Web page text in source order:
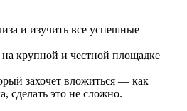
и изучить все успешные
на крупной и честной площадке
захочет вложиться — как
сделать это не сложно.